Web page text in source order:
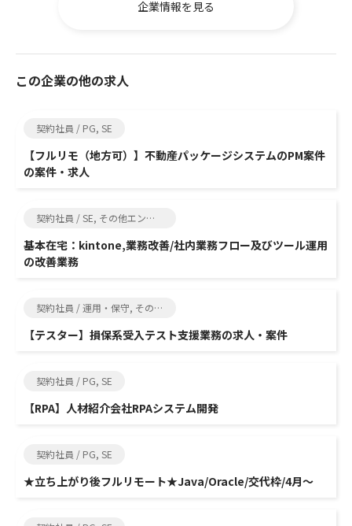
企業情報を見る
この企業の他の求人
契約社員 / PG, SE
【フルリモ（地方可）】不動産パッケージシステムのPM案件
の案件・求人
契約社員 / SE, その他エンジニア関連
基本在宅：kintone,業務改善/社内業務フロー及びツール運用
の改善業務
契約社員 / 運用・保守, その他エンジニア関連
【テスター】損保系受入テスト支援業務の求人・案件
契約社員 / PG, SE
【RPA】人材紹介会社RPAシステム開発
契約社員 / PG, SE
★立ち上がり後フルリモート★Java/Oracle/交代枠/4月～